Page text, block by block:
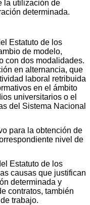
la utilización de
determinada.
Estatuto de los
de modelo,
con dos modalidades.
en alternancia, que
laboral retribuida
en el ámbito
universitarios o el
del Sistema Nacional
para la obtención de
nivel de
Estatuto de los
causas que justifican
determinada y
contratos, también
trabajo.